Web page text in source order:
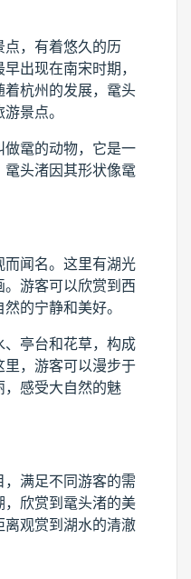
，有着悠久的历
出现在南宋时期，
杭州的发展，鼋头
景点。
鼋的动物，它是一
头渚因其形状像鼋
闻名。这里有湖光
游客可以欣赏到西
的宁静和美好。
亭台和花草，构成
，游客可以漫步于
感受大自然的魅
满足不同游客的需
欣赏到鼋头渚的美
观赏到湖水的清澈